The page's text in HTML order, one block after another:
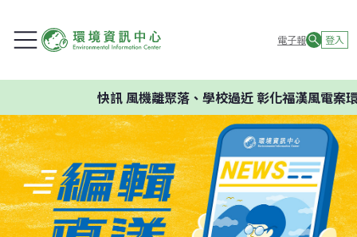
電子報 登入
快訊風機離聚落、學校過近 彰化福漢風電案環